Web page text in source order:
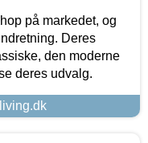
på markedet, og
Deres
den moderne
deres udvalg.